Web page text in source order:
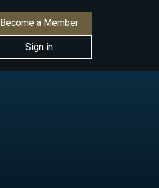
Become a Member
Sign in